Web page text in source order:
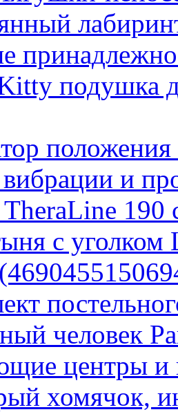
подушка
и
TheraLine
с
человек
центры и
хомячок,